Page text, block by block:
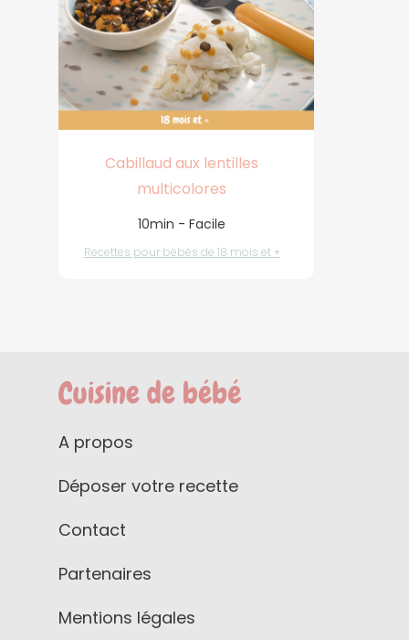
Cabillaud aux lentilles
multicolores
10min - Facile
Recettes pour bébés de 18 mois et +
A propos
Déposer votre recette
Contact
Partenaires
Mentions légales